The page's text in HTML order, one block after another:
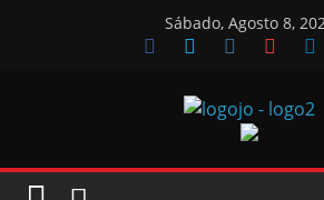
Sábado, Agosto 8,
Jornal